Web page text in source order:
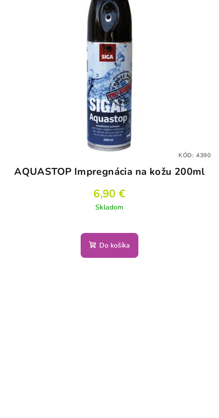
AQUASTOP Impregnácia na kožu 200ml
6,90 €
Skladom
Do košíka
KÓD: 4390